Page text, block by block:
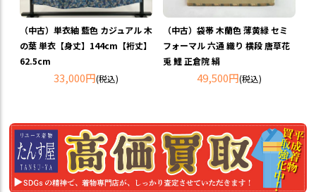
（中古）単衣紬 藍色 カジュアル 木
の葉 単衣【身丈】144cm【裄丈】
62.5cm
33,000円(税込)
（中古）袋帯 木蘭色 薄黄緑 セミ
フォーマル 六通 織り 横段 唐草花
兎 鯉 正倉院 絹
49,500円(税込)